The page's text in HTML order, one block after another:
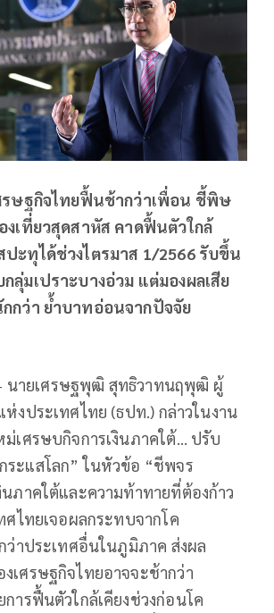
รษฐกิจไทยฟื้นช้ากว่าเพื่อน ชี้พิษ
งเที่ยวสุดสาหัส คาดฟื้นตัวใกล้
ปะทุได้ช่วงไตรมาส 1/2566 รับขึ้น
ลุ่มเปราะบางอ่วม แต่มองผลเสีย
กว่า ย้ำบาทอ่อนจากปัจจัย
นายเศรษฐพุฒิ สุทธิวาทนฤพุฒิ ผู้
ห่งประเทศไทย (ธปท.) กล่าวในงาน
เศรษบกิจการเงินภาคใต้… ปรับ
ะแสโลก” ในหัวข้อ “ชีพจร
นภาคใต้และความท้าทายที่ต้องก้าว
ศไทยเจอผลกระทบจากโค
ว่าประเทศอื่นในภูมิภาค ส่งผล
เศรษฐกิจไทยอาจจะช้ากว่า
ารฟื้นตัวใกล้เคียงช่วงก่อนโค